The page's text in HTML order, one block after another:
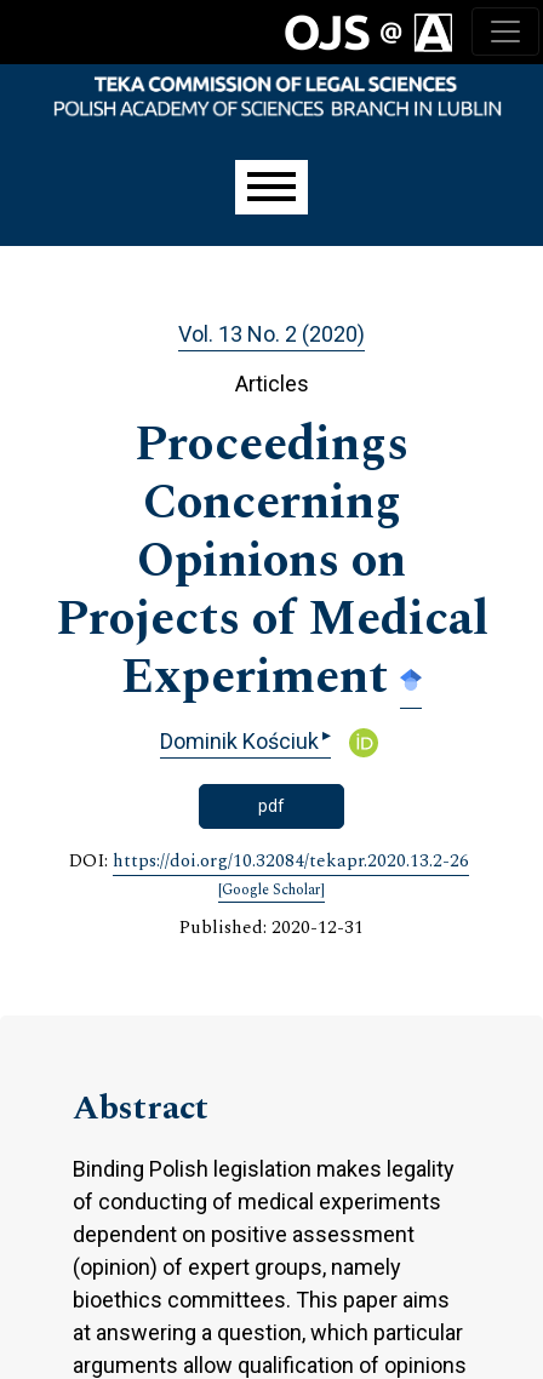
Vol. 13 No. 2 (2020)
Articles
Proceedings
Concerning
Opinions on
Projects of Medical
Experiment
Dominik Kościuk▸
pdf
DOI: https://doi.org/10.32084/tekapr.2020.13.2-26
[Google Scholar]
Published: 2020-12-31
Abstract
Binding Polish legislation makes legality
of conducting of medical experiments
dependent on positive assessment
(opinion) of expert groups, namely
bioethics committees. This paper aims
at answering a question, which particular
arguments allow qualification of opinions